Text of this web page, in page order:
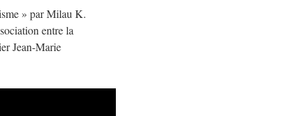
» par Milau K.
entre la
Jean-Marie